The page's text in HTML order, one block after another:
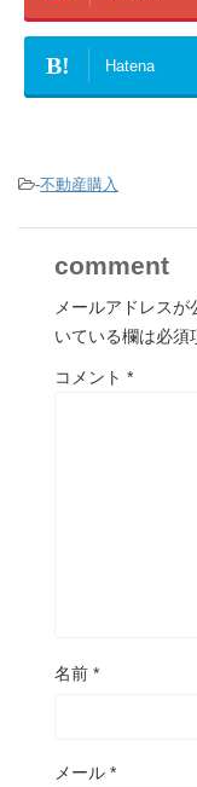
B! Hatena
-不動産購入
comment
メールアドレスが
いている欄は必須
コメント *
名前 *
メール *